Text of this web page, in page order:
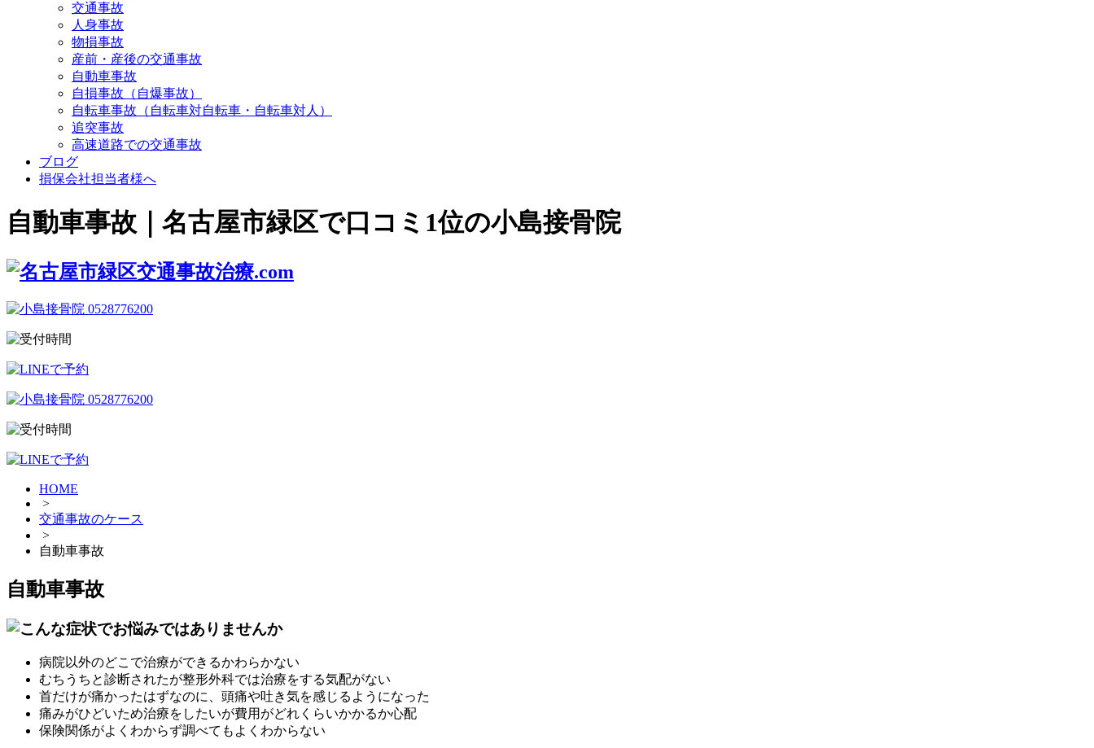
交通事故
人身事故
物損事故
産前・産後の交通事故
自動車事故
自損事故（自爆事故）
自転車事故（自転車対自転車・自転車対人）
追突事故
高速道路での交通事故
ブログ
損保会社担当者様へ
自動車事故｜名古屋市緑区で口コミ1位の小島接骨院
HOME
>
交通事故のケース
>
自動車事故
自動車事故
病院以外のどこで治療ができるかわらかない
むちうちと診断されたが整形外科では治療をする気配がない
首だけが痛かったはずなのに、頭痛や吐き気を感じるようになった
痛みがひどいため治療をしたいが費用がどれくらいかかるか心配
保険関係がよくわからず調べてもよくわからない